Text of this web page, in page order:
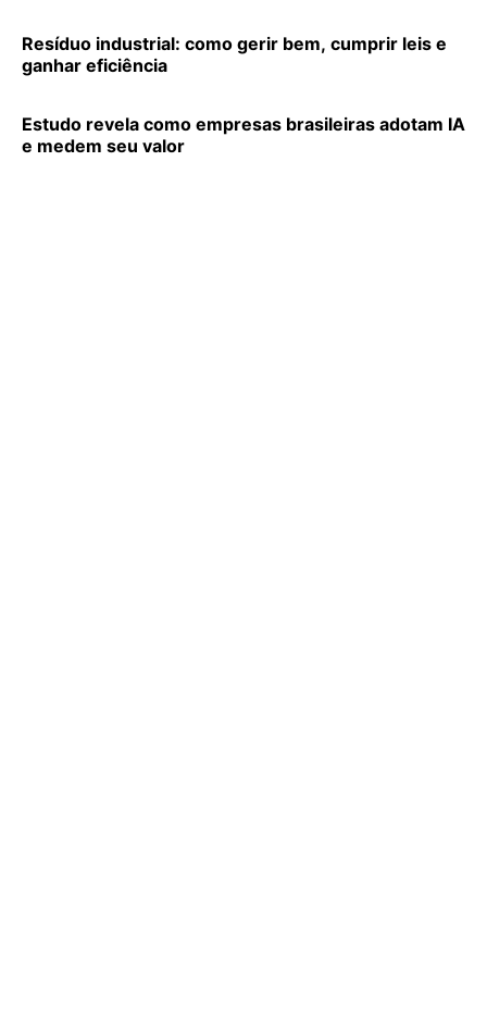
Resíduo industrial: como gerir bem, cumprir leis e
ganhar eficiência
Estudo revela como empresas brasileiras adotam IA
e medem seu valor